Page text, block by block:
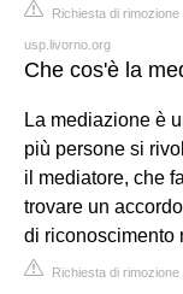
Richiesta di rimozione
usp.livorno.org
Che cos'è la
La mediazione è
più persone si
il mediatore, che
trovare un
di riconoscimento
Richiesta di rimozione